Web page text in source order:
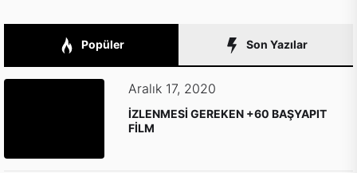
Popüler Son Yazılar
Aralık 17, 2020
İZLENMESİ GEREKEN +60 BAŞYAPIT
FİLM